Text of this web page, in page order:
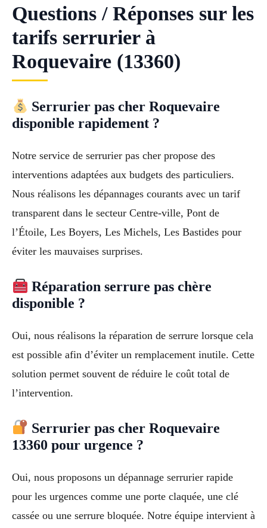
Questions / Réponses sur les
tarifs serrurier à
Roquevaire (13360)
Serrurier pas cher Roquevaire
disponible rapidement ?
Notre service de serrurier pas cher propose des
interventions adaptées aux budgets des particuliers.
Nous réalisons les dépannages courants avec un tarif
transparent dans le secteur Centre-ville, Pont de
l’Étoile, Les Boyers, Les Michels, Les Bastides pour
éviter les mauvaises surprises.
Réparation serrure pas chère
disponible ?
Oui, nous réalisons la réparation de serrure lorsque cela
est possible afin d’éviter un remplacement inutile. Cette
solution permet souvent de réduire le coût total de
l’intervention.
Serrurier pas cher Roquevaire
13360 pour urgence ?
Oui, nous proposons un dépannage serrurier rapide
pour les urgences comme une porte claquée, une clé
cassée ou une serrure bloquée. Notre équipe intervient à